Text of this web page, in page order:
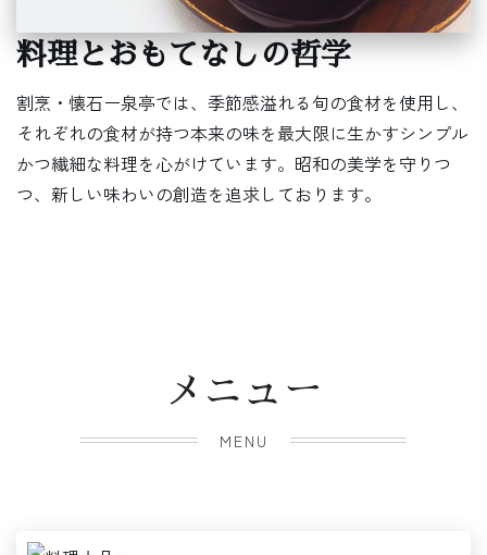
料理とおもてなしの哲学
割烹・懐石ー泉亭では、季節感溢れる旬の食材を使用し、
それぞれの食材が持つ本来の味を最大限に生かすシンプル
かつ繊細な料理を心がけています。昭和の美学を守りつ
つ、新しい味わいの創造を追求しております。
メニュー
MENU